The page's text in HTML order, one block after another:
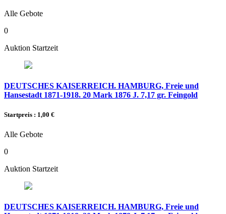
Alle Gebote
0
Auktion Startzeit
DEUTSCHES KAISERREICH. HAMBURG, Freie und
Hansestadt 1871-1918. 20 Mark 1876 J. 7,17 gr. Feingold
Startpreis : 1,00 €
Alle Gebote
0
Auktion Startzeit
DEUTSCHES KAISERREICH. HAMBURG, Freie und